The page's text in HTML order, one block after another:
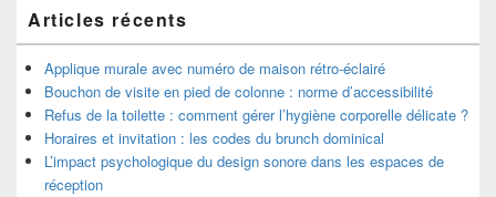
barre
latérale
Articles récents
Applique murale avec numéro de maison rétro-éclairé
Bouchon de visite en pied de colonne : norme d’accessibilité
Refus de la toilette : comment gérer l’hygiène corporelle délicate ?
Horaires et invitation : les codes du brunch dominical
L’impact psychologique du design sonore dans les espaces de
réception